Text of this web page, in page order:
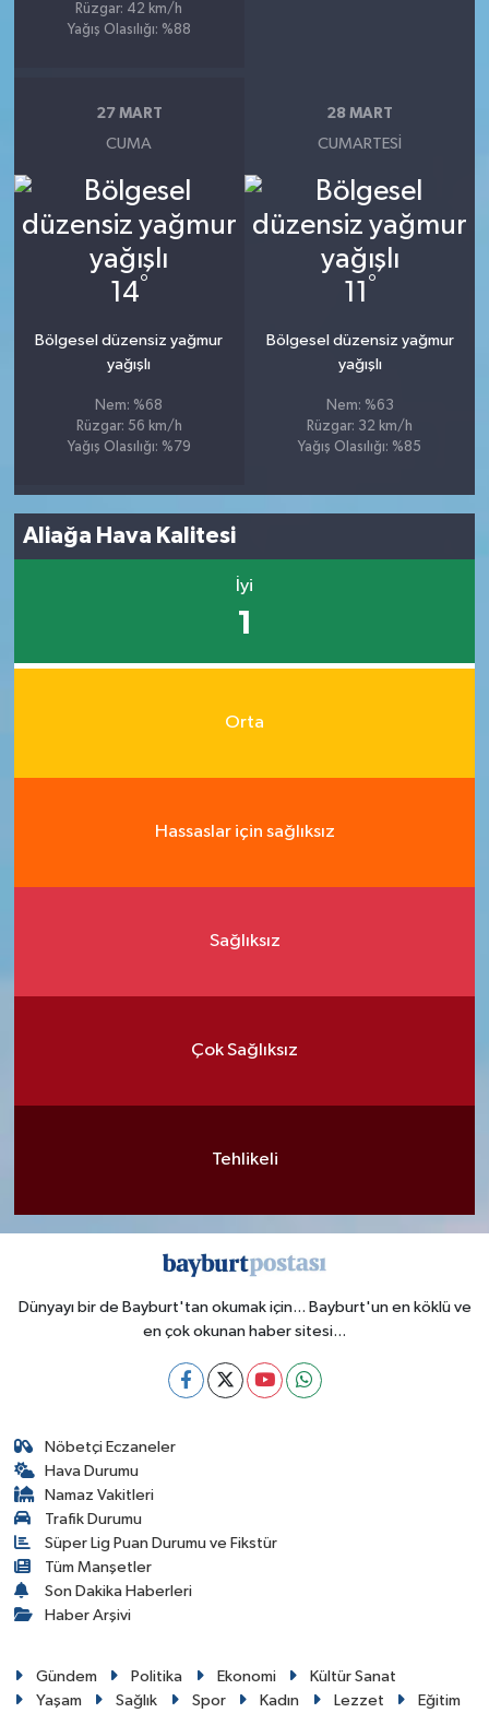
Rüzgar: 42 km/h
Yağış Olasılığı: %88
27 MART
CUMA
14°
Bölgesel düzensiz yağmur
yağışlı
Nem: %68
Rüzgar: 56 km/h
Yağış Olasılığı: %79
28 MART
CUMARTESI
11 °
Bölgesel düzensiz yağmur
yağışlı
Nem: %63
Rüzgar: 32 km/h
Yağış Olasılığı: %85
Aliağa Hava Kalitesi
İyi
1
Orta
Hassaslar için sağlıksız
Sağlıksız
Çok Sağlıksız
Tehlikeli
Dünyayı bir de Bayburt'tan okumak için... Bayburt'un en köklü ve
en çok okunan haber sitesi...
Nöbetçi Eczaneler
Hava Durumu
Namaz Vakitleri
Trafik Durumu
Süper Lig Puan Durumu ve Fikstür
Tüm Manşetler
Son Dakika Haberleri
Haber Arşivi
Gündem Politika Ekonomi
Kültür Sanat
Yaşam
Sağlık Spor Kadın Lezzet Eğitim